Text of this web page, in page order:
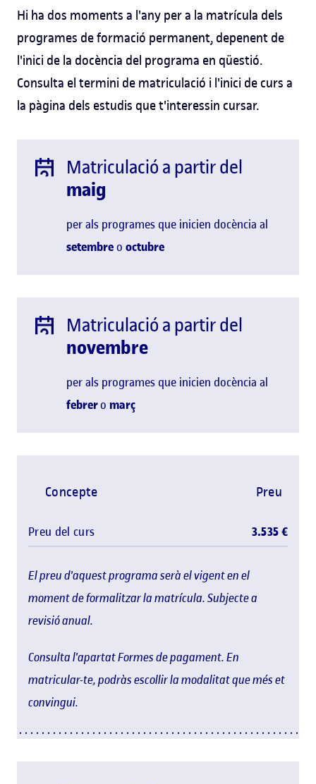
Hi ha dos moments a l'any per a la matrícula dels
programes de formació permanent, depenent de
l'inici de la docència del programa en qüestió.
Consulta el termini de matriculació i l'inici de curs a
la pàgina dels estudis que t'interessin cursar.
Matriculació a partir del
maig
per als programes que inicien docència al
setembreo octubre
Matriculació a partir del
novembre
per als programes que inicien docència al
febrero març
El preu d'aquest programa serà el vigent en el
moment de formalitzar la matrícula. Subjecte a
revisió anual.
Consulta l'apartat Formes de pagament. En
matricular-te, podràs escollir la modalitat que més et
convingui.
Concepte Preu
Preu del curs 3.535 €